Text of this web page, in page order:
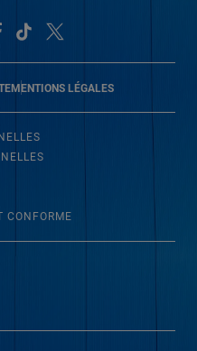
MENTIONS LÉGALES
CONFORME